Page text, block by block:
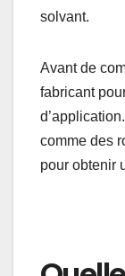
couches,
couverture
peintures à
appliquer et
solvant.